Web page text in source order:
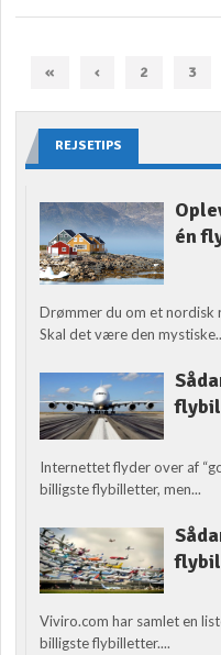
« ‹ 2 3
REJSETIPS
én
Drømmer du om et nordisk
Skal det være den
Internettet flyder over af
billigste flybilletter, men...
Viviro.com har samlet en
billigste flybilletter....